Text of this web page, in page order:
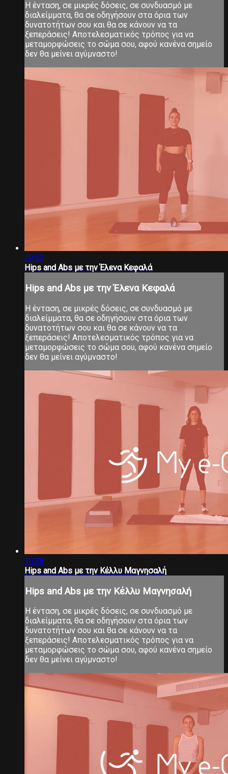
Η ένταση, σε μικρές δόσεις, σε συνδυασμό με
διαλείμματα, θα σε οδηγήσουν στα όρια των
δυνατοτήτων σου και θα σε κάνουν να τα
ξεπεράσεις! Αποτελεσματικός τρόπος για να
μεταμορφώσεις το σώμα σου, αφού κανένα σημείο
δεν θα μείνει αγύμναστο!
29:52
Hips and Abs με την Έλενα Κεφαλά
Hips and Abs με την Έλενα Κεφαλά
Η ένταση, σε μικρές δόσεις, σε συνδυασμό με
διαλείμματα, θα σε οδηγήσουν στα όρια των
δυνατοτήτων σου και θα σε κάνουν να τα
ξεπεράσεις! Αποτελεσματικός τρόπος για να
μεταμορφώσεις το σώμα σου, αφού κανένα σημείο
δεν θα μείνει αγύμναστο!
30:38
Hips and Abs με την Κέλλυ Μαγνησαλή
Hips and Abs με την Κέλλυ Μαγνησαλή
Η ένταση, σε μικρές δόσεις, σε συνδυασμό με
διαλείμματα, θα σε οδηγήσουν στα όρια των
δυνατοτήτων σου και θα σε κάνουν να τα
ξεπεράσεις! Αποτελεσματικός τρόπος για να
μεταμορφώσεις το σώμα σου, αφού κανένα σημείο
δεν θα μείνει αγύμναστο!